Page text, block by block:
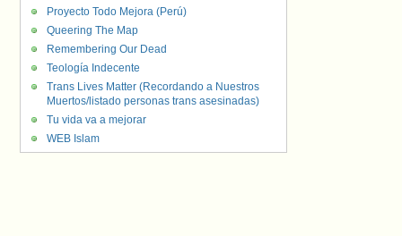
Proyecto Todo Mejora (Perú)
Queering The Map
Remembering Our Dead
Teología Indecente
Trans Lives Matter (Recordando a Nuestros
Muertos/listado personas trans asesinadas)
Tu vida va a mejorar
WEB Islam